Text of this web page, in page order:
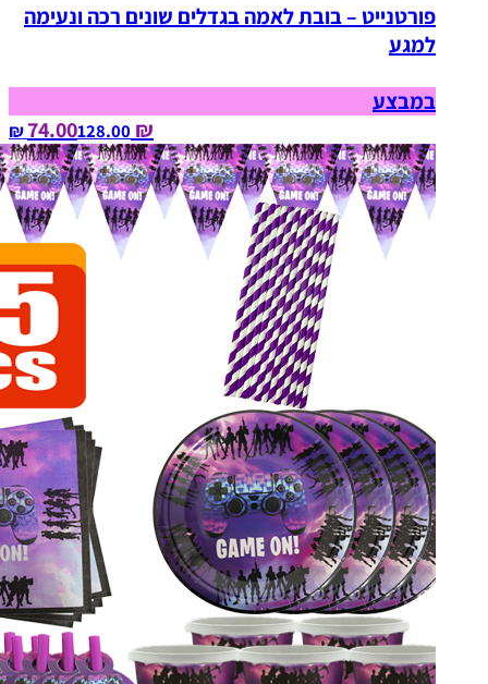
פורטנייט – בובת לאמה בגדלים שונים רכה ונעימה
למגע
במבצע
₪ 74.00
128.00‏ ₪